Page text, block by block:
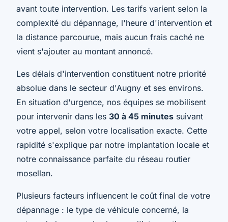
avant toute intervention. Les tarifs varient selon la
complexité du dépannage, l'heure d'intervention et
la distance parcourue, mais aucun frais caché ne
vient s'ajouter au montant annoncé.
Les délais d'intervention constituent notre priorité
absolue dans le secteur d'Augny et ses environs.
En situation d'urgence, nos équipes se mobilisent
pour intervenir dans les 30 à 45 minutes suivant
votre appel, selon votre localisation exacte. Cette
rapidité s'explique par notre implantation locale et
notre connaissance parfaite du réseau routier
mosellan.
Plusieurs facteurs influencent le coût final de votre
dépannage : le type de véhicule concerné, la